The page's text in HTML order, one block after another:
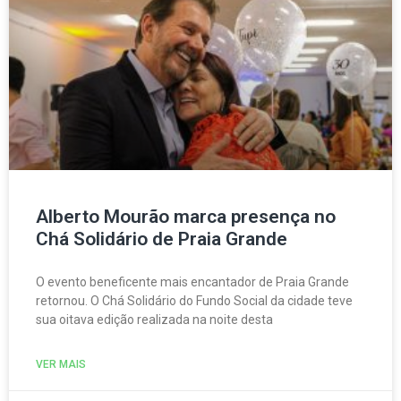
Alberto Mourão marca presença no
Chá Solidário de Praia Grande
O evento beneficente mais encantador de Praia Grande
retornou. O Chá Solidário do Fundo Social da cidade teve
sua oitava edição realizada na noite desta
VER MAIS